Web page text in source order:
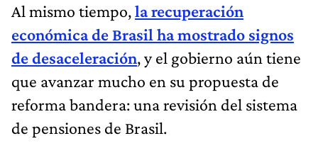
Al mismo tiempo,la recuperación
económica de Brasil ha mostrado signos
de desaceleración, y el gobierno aún tiene
que avanzar mucho en su propuesta de
reforma bandera: una revisión del sistema
de pensiones de Brasil.